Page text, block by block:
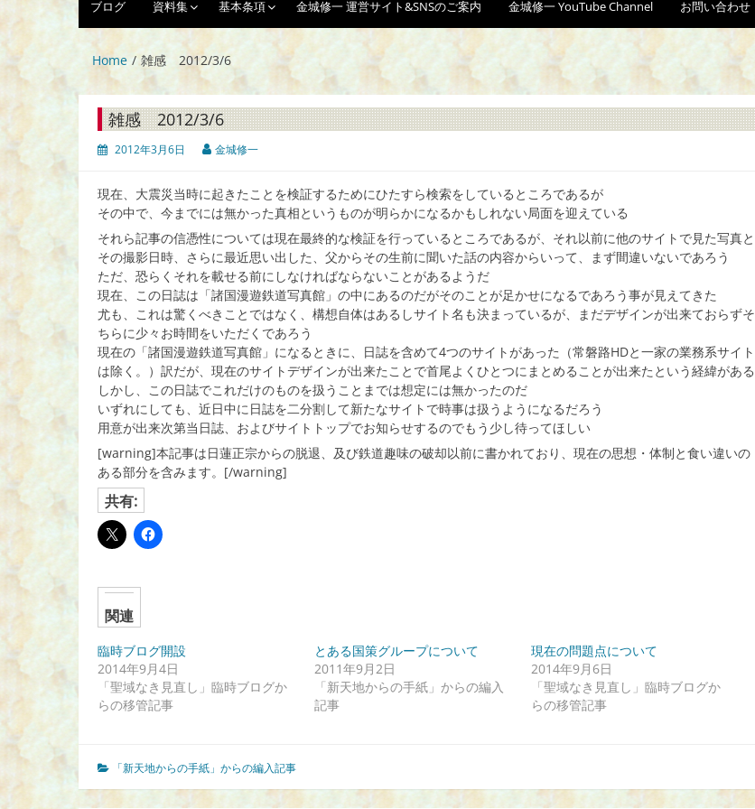
ブログ 資料集 基本条項 金城修一 運営サイト&SNSのご案内 金城修一 YouTube Channel お問い合わせ
Home 雑感 2012/3/6
雑感 2012/3/6
2012年3月6日 金城修一
現在、大震災当時に起きたことを検証するためにひたすら検索をしているところであるが
その中で、今までには無かった真相というものが明らかになるかもしれない局面を迎えている
それら記事の信憑性については現在最終的な検証を行っているところであるが、それ以前に他のサイトで見た写真と
その撮影日時、さらに最近思い出した、父からその生前に聞いた話の内容からいって、まず間違いないであろう
ただ、恐らくそれを載せる前にしなければならないことがあるようだ
現在、この日誌は「諸国漫遊鉄道写真館」の中にあるのだがそのことが足かせになるであろう事が見えてきた
尤も、これは驚くべきことではなく、構想自体はあるしサイト名も決まっているが、まだデザインが出来ておらずそ
ちらに少々お時間をいただくであろう
現在の「諸国漫遊鉄道写真館」になるときに、日誌を含めて4つのサイトがあった（常磐路HDと一家の業務系サイト
は除く。）訳だが、現在のサイトデザインが出来たことで首尾よくひとつにまとめることが出来たという経緯がある
しかし、この日誌でこれだけのものを扱うことまでは想定には無かったのだ
いずれにしても、近日中に日誌を二分割して新たなサイトで時事は扱うようになるだろう
用意が出来次第当日誌、およびサイトトップでお知らせするのでもう少し待ってほしい
[warning]本記事は日蓮正宗からの脱退、及び鉄道趣味の破却以前に書かれており、現在の思想・体制と食い違いの
ある部分を含みます。[/warning]
共有:
関連
臨時ブログ開設
2014年9月4日
「聖域なき見直し」臨時ブログか
らの移管記事
とある国策グループについて
2011年9月2日
「新天地からの手紙」からの編入
記事
現在の問題点について
2014年9月6日
「聖域なき見直し」臨時ブログか
らの移管記事
「新天地からの手紙」からの編入記事